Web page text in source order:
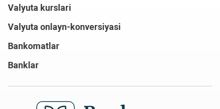
Valyuta kurslari
Valyuta onlayn-konversiyasi
Bankomatlar
Banklar